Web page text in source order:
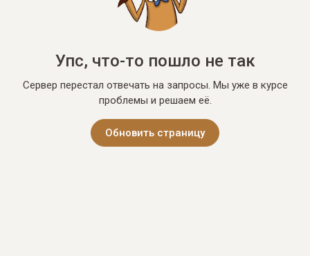
Упс, что-то пошло не так
Сервер перестал отвечать на запросы. Мы уже в курсе
проблемы и решаем её.
Обновить страницу